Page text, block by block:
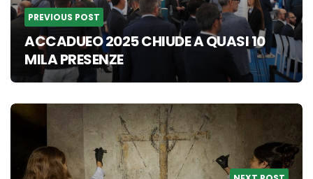
PREVIOUS POST
ACCADUEO 2025 CHIUDE A QUASI 10
MILA PRESENZE